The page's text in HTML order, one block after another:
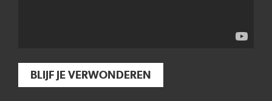
BLIJF JE VERWONDEREN